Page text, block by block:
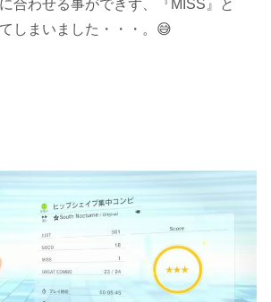
合わせる事ができず、『MISS』と
しまいました・・・。😅